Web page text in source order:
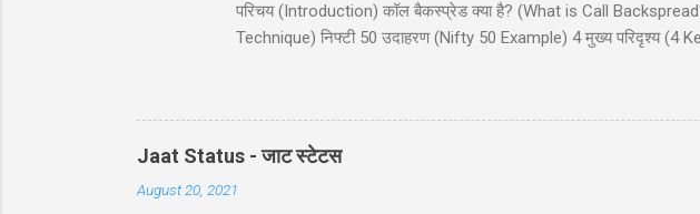
परिचय (Introduction) कॉल बैकस्प्रेड क्या है? (What is Call
Technique) निफ्टी 50 उदाहरण (Nifty 50 Example) 4 मुख्य परिदृश्य (4
परिचय (Introduction) कॉल बैकस्प्रेड (Call Backspread) एक उन्नत
विशेष रूप से जब आपको बाजार में बड़ी उछाल (big move) की संभावना
संभावना प्रद...
Jaat Status - जाट स्टेटस
August 20, 2021